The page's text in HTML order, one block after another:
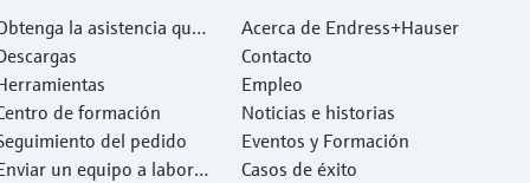
la asistencia que
con rapidez
de formación
del pedido
un equipo a laborat
Acerca de Endress+Hauser
Contacto
Empleo
Noticias e historias
Eventos y Formación
Casos de éxito